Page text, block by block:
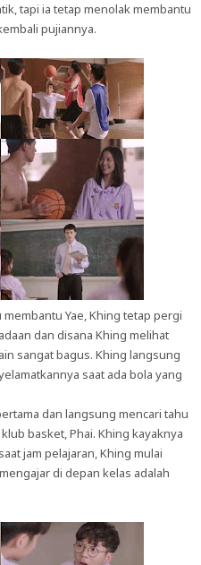
tapi ia tetap menolak membantu
pujiannya.
Yae, Khing tetap pergi
dan disana Khing melihat
sangat bagus. Khing langsung
saat ada bola yang
dan langsung mencari tahu
basket, Phai. Khing kayaknya
jam pelajaran, Khing mulai
di depan kelas adalah